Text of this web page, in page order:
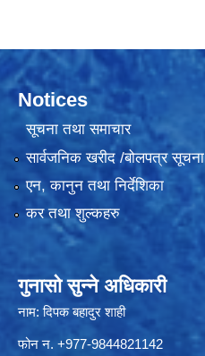
Notices
सूचना तथा समाचार
सार्वजनिक खरीद /बोलपत्र सूचना
एन, कानुन तथा निर्देशिका
कर तथा शुल्कहरु
गुनासो सुन्ने अधिकारी
नाम: दिपक बहादुर शाही
फोन न. +977-9844821142